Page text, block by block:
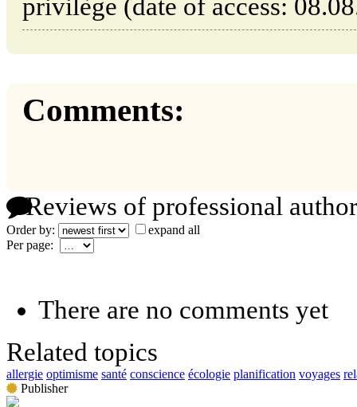
privilège (date of access:
Comments:
Reviews of professional
Order by:
expand all
Per page:
There are no comments yet
Related topics
allergie optimisme santé conscience écologie planification voyages
Publisher